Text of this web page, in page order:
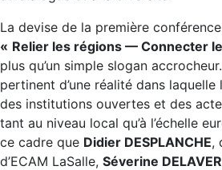
La devise de la première
« Relier les régions — Connecter
plus qu’un simple slogan
pertinent d’une réalité dans
des institutions ouvertes et des
tant au niveau local qu’à l’échelle
ce cadre que Didier DESPLANCHE,
d’ECAM LaSalle, Séverine